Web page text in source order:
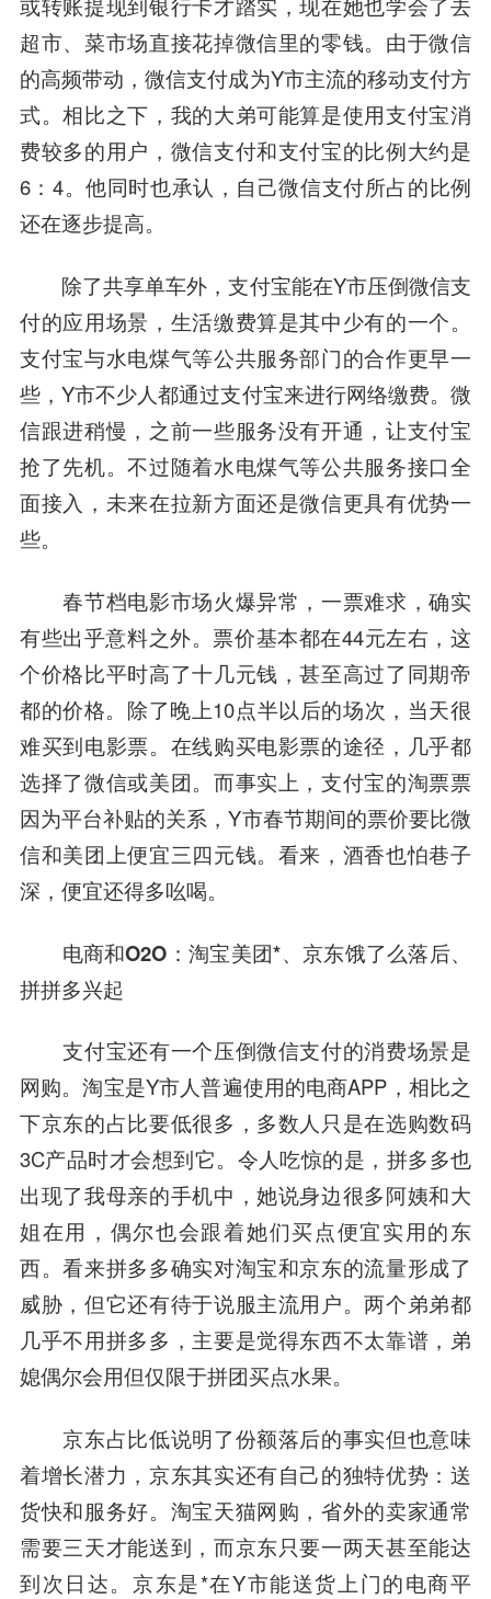
超市、菜市场直接花掉微信里的零钱。由于微信
的高频带动，微信支付成为Y市主流的移动支付方
式。相比之下，我的大弟可能算是使用支付宝消
费较多的用户，微信支付和支付宝的比例大约是
6：4。他同时也承认，自己微信支付所占的比例
还在逐步提高。
除了共享单车外，支付宝能在Y市压倒微信支
付的应用场景，生活缴费算是其中少有的一个。
支付宝与水电煤气等公共服务部门的合作更早一
些，Y市不少人都通过支付宝来进行网络缴费。微
信跟进稍慢，之前一些服务没有开通，让支付宝
抢了先机。不过随着水电煤气等公共服务接口全
面接入，未来在拉新方面还是微信更具有优势一
些。
春节档电影市场火爆异常，一票难求，确实
有些出乎意料之外。票价基本都在44元左右，这
个价格比平时高了十几元钱，甚至高过了同期帝
都的价格。除了晚上10点半以后的场次，当天很
难买到电影票。在线购买电影票的途径，几乎都
选择了微信或美团。而事实上，支付宝的淘票票
因为平台补贴的关系，Y市春节期间的票价要比微
信和美团上便宜三四元钱。看来，酒香也怕巷子
深，便宜还得多吆喝。
电商和O2O：淘宝美团*、京东饿了么落后、
拼拼多兴起
支付宝还有一个压倒微信支付的消费场景是
网购。淘宝是Y市人普遍使用的电商APP，相比之
下京东的占比要低很多，多数人只是在选购数码
3C产品时才会想到它。令人吃惊的是，拼多多也
出现了我母亲的手机中，她说身边很多阿姨和大
姐在用，偶尔也会跟着她们买点便宜实用的东
西。看来拼多多确实对淘宝和京东的流量形成了
威胁，但它还有待于说服主流用户。两个弟弟都
几乎不用拼多多，主要是觉得东西不太靠谱，弟
媳偶尔会用但仅限于拼团买点水果。
京东占比低说明了份额落后的事实但也意味
着增长潜力，京东其实还有自己的独特优势：送
货快和服务好。淘宝天猫网购，省外的卖家通常
需要三天才能送到，而京东只要一两天甚至能达
到次日达。京东是*在Y市能送货上门的电商平